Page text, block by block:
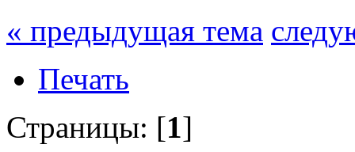
« предыдущая тема
Печать
Страницы: [1]